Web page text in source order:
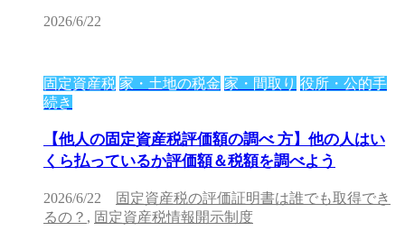
2026/6/22
固定資産税 家・土地の税金 家・間取り 役所・公的手
続き
【他人の固定資産税評価額の調べ 方】他の人はい
くら払っているか評価額＆税額を調べよう
2026/6/22
固定資産税の評価証明書は誰でも取得でき
るの？ , 固定資産税情報開示制度